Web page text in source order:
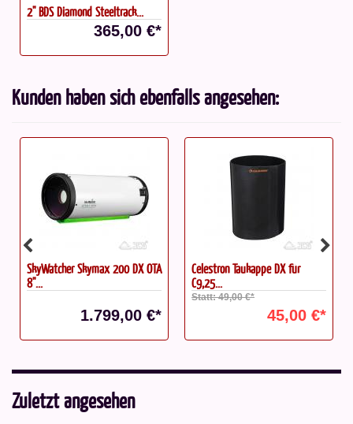
2" BDS Diamond Steeltrack...
365,00 €*
Kunden haben sich ebenfalls angesehen:
SkyWatcher Skymax 200 DX OTA
8"...
1.799,00 €*
Celestron Taukappe DX für
C9,25...
Statt: 49,00 €*
45,00 €*
Zuletzt angesehen